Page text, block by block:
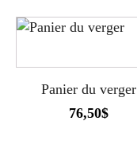
Panier du verger
76,50$